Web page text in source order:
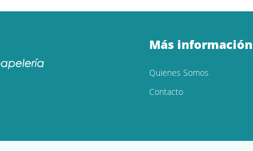
Más información
Quienes Somos
Contacto